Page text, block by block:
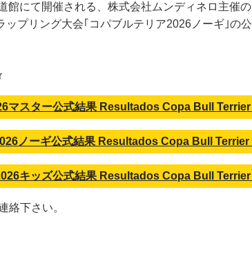
館にて開催される、株式会社ムンディネロ主催
プリング大会｢コパブルテリア2026ノーギ｣の
マスター公式結果 Resultados Copa Bull
ノーギ公式結果 Resultados Copa Bull Terrier
キッズ公式結果 Resultados Copa Bull
絡下さい。